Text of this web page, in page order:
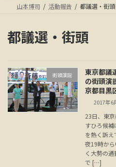
山本博司 活動報告 都議選・街頭
都議選・街頭
街頭演説
東京都議
の街頭演
京都目黒
2017年6
23日、東
すひろ候
を熱く訴え
夜19時か
く大勢の
で […]